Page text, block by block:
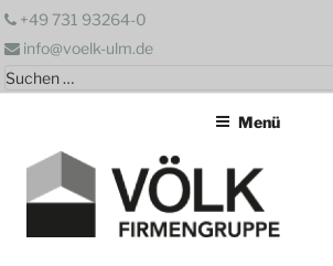
Zum
springen
+49 731 93264-0
info@voelk-ulm.de
Suchen
nach:
Menü